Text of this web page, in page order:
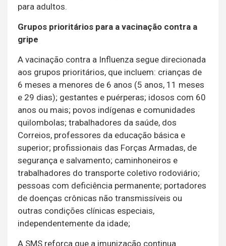
para adultos.
Grupos prioritários para a vacinação contra a
gripe
A vacinação contra a Influenza segue direcionada
aos grupos prioritários, que incluem: crianças de
6 meses a menores de 6 anos (5 anos, 11 meses
e 29 dias); gestantes e puérperas; idosos com 60
anos ou mais; povos indígenas e comunidades
quilombolas; trabalhadores da saúde, dos
Correios, professores da educação básica e
superior; profissionais das Forças Armadas, de
segurança e salvamento; caminhoneiros e
trabalhadores do transporte coletivo rodoviário;
pessoas com deficiência permanente; portadores
de doenças crônicas não transmissíveis ou
outras condições clínicas especiais,
independentemente da idade;
A SMS reforça que a imunização continua